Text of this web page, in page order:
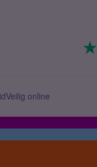
Veilig online